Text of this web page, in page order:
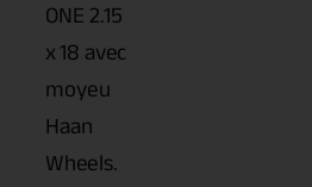
ONE 2.15
x 18 avec
moyeu
Haan
Wheels.